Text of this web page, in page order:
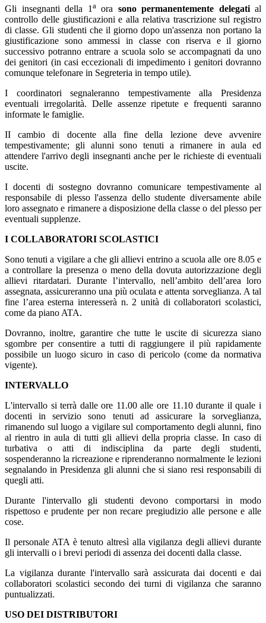
Gli insegnanti della 1 aora sono permanentemente delegatial
controllo delle giustificazioni e alla relativa trascrizione sul registro
di classe. Gli studenti che il giorno dopo un'assenza non portano la
giustificazione sono ammessi in classe con riserva e il giorno
successivo potranno entrare a scuola solo se accompagnati da uno
dei genitori (in casi eccezionali di impedimento i genitori dovranno
comunque telefonare in Segreteria in tempo utile).
I coordinatori segnaleranno tempestivamente alla Presidenza
eventuali irregolarità. Delle assenze ripetute e frequenti saranno
informate le famiglie.
II cambio di docente alla fine della lezione deve avvenire
tempestivamente; gli alunni sono tenuti a rimanere in aula ed
attendere l'arrivo degli insegnanti anche per le richieste di eventuali
uscite.
I docenti di sostegno dovranno comunicare tempestivamente al
responsabile di plesso l'assenza dello studente diversamente abile
loro assegnato e rimanere a disposizione della classe o del plesso per
eventuali supplenze.
I COLLABORATORI SCOLASTICI
Sono tenuti a vigilare a che gli allievi entrino a scuola alle ore 8.05 e
a controllare la presenza o meno della dovuta autorizzazione degli
allievi ritardatari. Durante l’intervallo, nell’ambito dell’area loro
assegnata, assicureranno una più oculata e attenta sorveglianza. A tal
fine l’area esterna interesserà n. 2 unità di collaboratori scolastici,
come da piano ATA.
Dovranno, inoltre, garantire che tutte le uscite di sicurezza siano
sgombre per consentire a tutti di raggiungere il più rapidamente
possibile un luogo sicuro in caso di pericolo (come da normativa
vigente).
INTERVALLO
L'intervallo si terrà dalle ore 11.00 alle ore 11.10 durante il quale i
docenti in servizio sono tenuti ad assicurare la sorveglianza,
rimanendo sul luogo a vigilare sul comportamento degli alunni, fino
al rientro in aula di tutti gli allievi della propria classe. In caso di
turbativa o atti di indisciplina da parte degli studenti,
sospenderanno la ricreazione e riprenderanno normalmente le lezioni
segnalando in Presidenza gli alunni che si siano resi responsabili di
quegli atti.
Durante l'intervallo gli studenti devono comportarsi in modo
rispettoso e prudente per non recare pregiudizio alle persone e alle
cose.
Il personale ATA è tenuto altresì alla vigilanza degli allievi durante
gli intervalli o i brevi periodi di assenza dei docenti dalla classe.
La vigilanza durante l'intervallo sarà assicurata dai docenti e dai
collaboratori scolastici secondo dei turni di vigilanza che saranno
puntualizzati.
USO DEI DISTRIBUTORI